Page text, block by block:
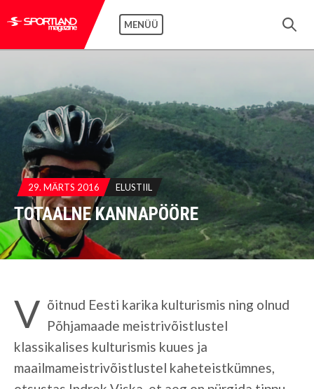
MENÜÜ
29. MÄRTS 2016 ELUSTIIL
TOTAALNE KANNAPÖÖRE
V õitnud Eesti karika kulturismis ning olnud
Põhjamaade meistrivõistlustel
klassikalises kulturismis kuues ja
maailmameistrivõistlustel kaheteistkümnes,